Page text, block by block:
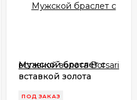
Мужской браслет с
вставкой золота
ПОД ЗАКАЗ